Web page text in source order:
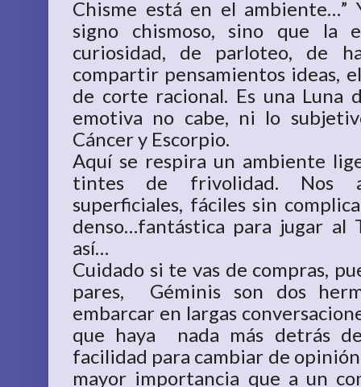
Chisme está en el ambiente…”
signo chismoso, sino que la
curiosidad, de parloteo, de
compartir pensamientos ideas,
de corte racional. Es una Luna
emotiva no cabe, ni lo
Cáncer y Escorpio.
Aquí se respira un ambiente
tintes de frivolidad. Nos
superficiales, fáciles sin
denso…fantástica para jugar al
así…
Cuidado si te vas de compras,
pares, Géminis son dos
embarcar en largas
que haya nada más detrás
facilidad para cambiar de
mayor importancia que a un